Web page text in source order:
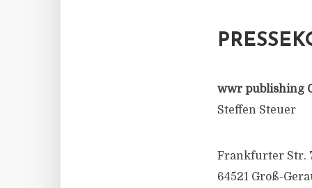
wwr publishing
Steffen Steuer
Frankfurter Str.
64521 Groß-